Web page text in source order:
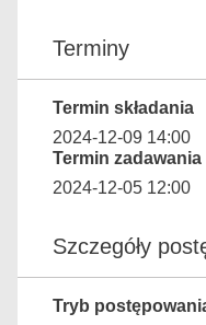
Terminy
Termin składania
2024-12-09 14:00
Termin
2024-12-05 12:00
Szczegóły
Tryb